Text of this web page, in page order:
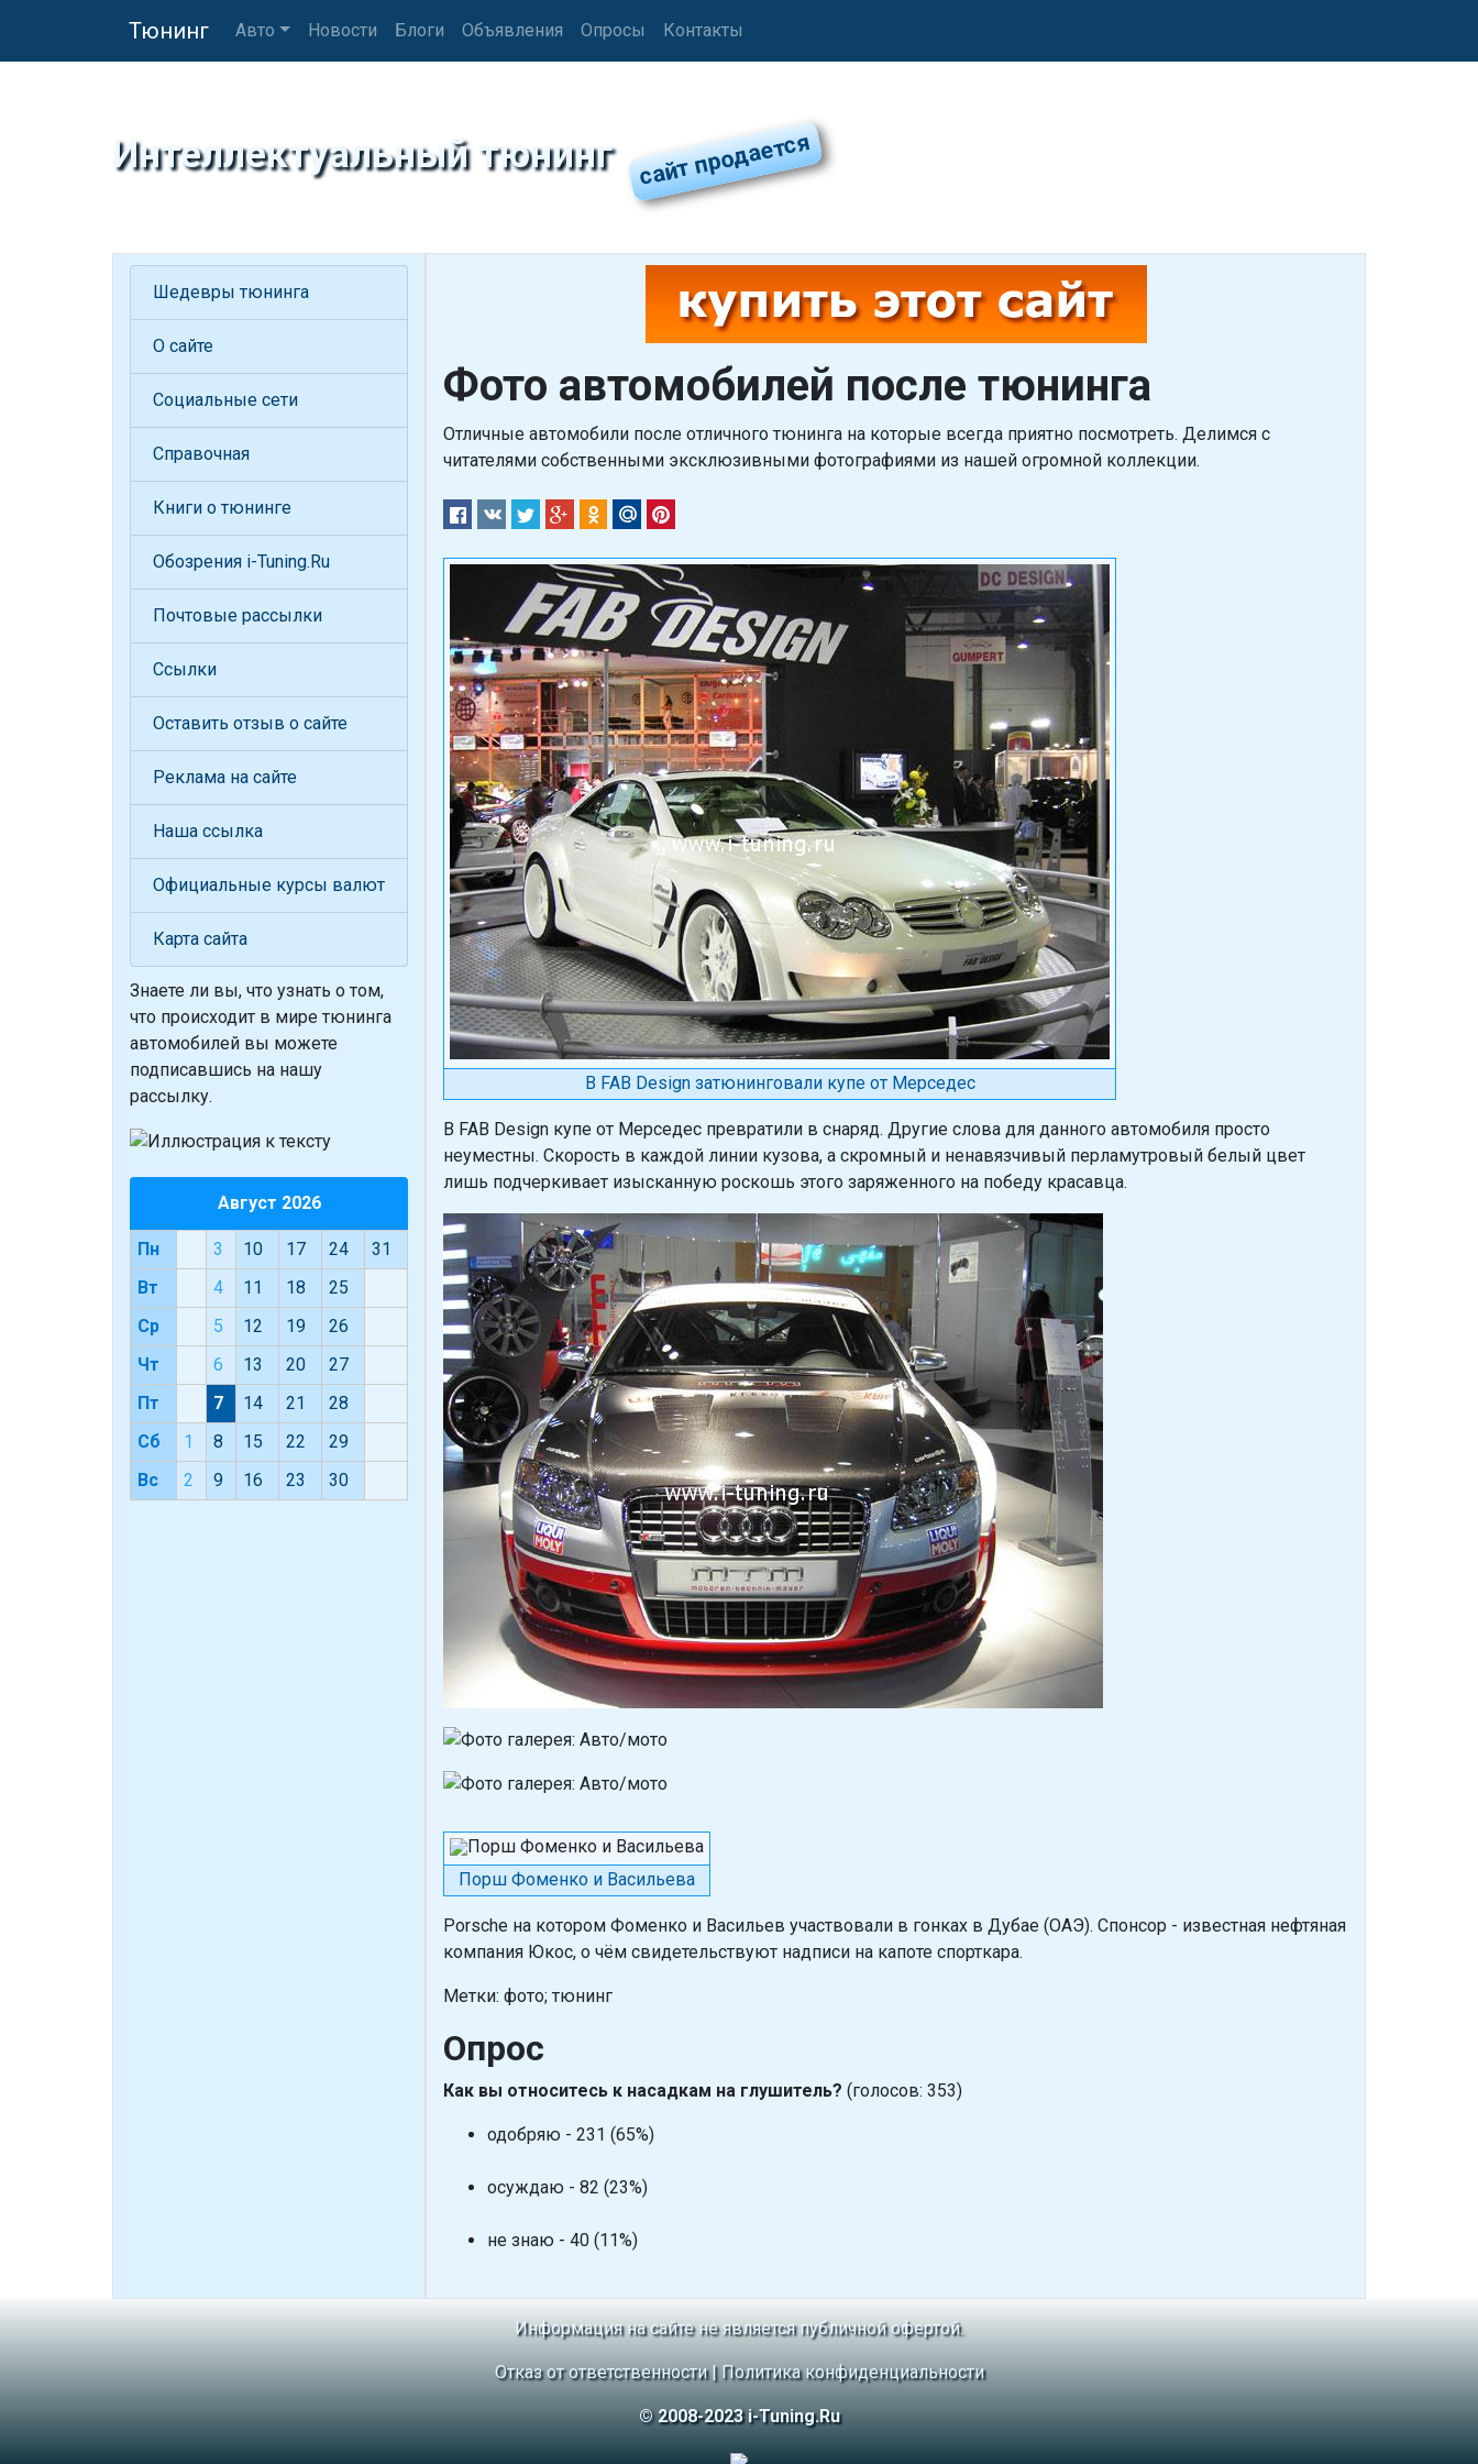
Тюнинг Авто Новости Блоги Объявления Опросы Контакты
Интеллектуальный тюнинг
Фото автомобилей после тюнинга
Отличные автомобили после отличного тюнинга на которые всегда приятно посмотреть. Делимся с
читателями собственными эксклюзивными фотографиями из нашей огромной коллекции.
В FAB Design затюнинговали купе от Мерседес
В FAB Design купе от Мерседес превратили в снаряд. Другие слова для данного автомобиля просто
неуместны. Скорость в каждой линии кузова, а скромный и ненавязчивый перламутровый белый цвет
лишь подчеркивает изысканную роскошь этого заряженного на победу красавца.
Порш Фоменко и Васильева
Porsche на котором Фоменко и Васильев участвовали в гонках в Дубае (ОАЭ). Спонсор - известная нефтяная
компания Юкос, о чём свидетельствуют надписи на капоте спорткара.
Метки: фото; тюнинг
Опрос
Как вы относитесь к насадкам на глушитель? (голосов: 353)
одобряю - 231 (65%)
осуждаю - 82 (23%)
не знаю - 40 (11%)
Шедевры тюнинга
О сайте
Социальные сети
Справочная
Книги о тюнинге
Обозрения i-Tuning.Ru
Почтовые рассылки
Ссылки
Оставить отзыв о сайте
Реклама на сайте
Наша ссылка
Официальные курсы валют
Карта сайта
Знаете ли вы, что узнать о том,
что происходит в мире тюнинга
автомобилей вы можете
подписавшись на нашу
рассылку.
Август 2026
Пн 3 10 17 24
31
Вт
4 11 18
25
Ср
5 12 19
26
Чт
6 13 20
27
Пт
7 14 21
28
Сб
1 8 15 22
29
Вс
2 9 16 23 30
Информация на сайте не является публичной офертой.
Отказ от ответственности| Политика конфиденциальности
© 2008-2023 i-Tuning.Ru